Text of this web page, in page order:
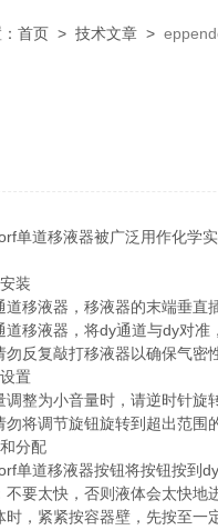
首页 > 技术文章 >
道移液器被广泛用作化学实
装
液器，移液器的末端垂直
液器，将dy通道与dy对准
复敲打移液器以确保气密性
置
为小音量时，请逆时针旋转
调节旋钮旋转到超出范围的
分配
道移液器按钮将按钮按到dy
太快，否则液体会太快地进
紧紧按容器壁，先按至一定